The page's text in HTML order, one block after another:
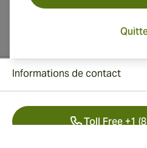
Informations de contact
Toll Free +1